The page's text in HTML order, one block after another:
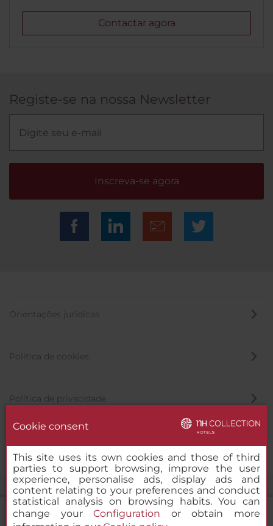
Contactar agora
Registe-se na nossa Newsletter
Inscreva-se agora
Orientações jurídicas
Política de cookies
Política de privacidade
Cookie consent
This site uses its own cookies and those of third
parties to support browsing, improve the user
experience, personalise ads, display ads and
content relating to your preferences and conduct
statistical analysis on browsing habits. You can
change yourConfiguration or obtain more